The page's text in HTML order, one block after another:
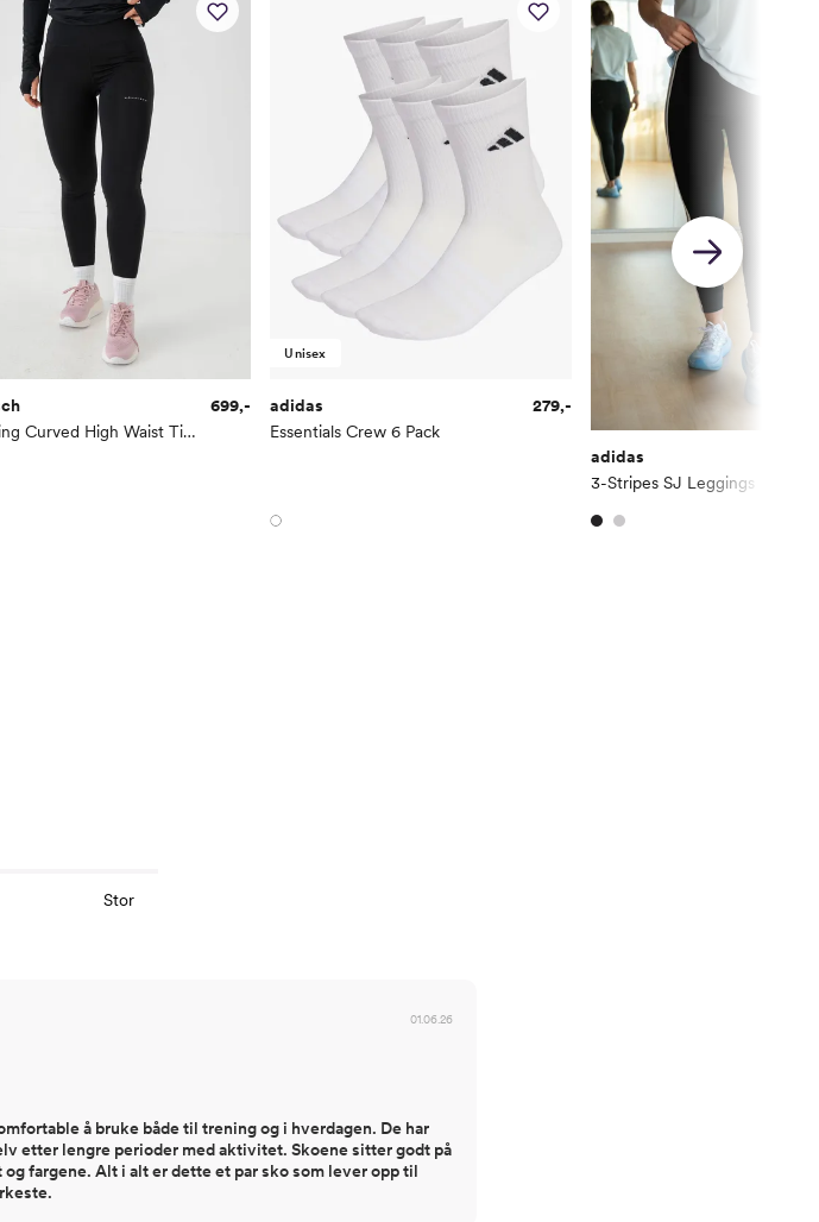
Flattering Curved High Waist Tights
699,-
Unisex
adidas
Essentials Crew 6 Pack
279,-
adidas
3-Stripes SJ Leggings
Stor
01.06.26
å bruke både til trening og i hverdagen. De har
etter lengre perioder med aktivitet. Skoene sitter godt på
fargene. Alt i alt er dette et par sko som lever opp til